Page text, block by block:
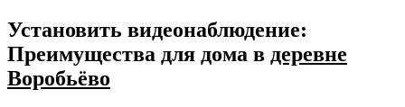
Установить видеонаблюдение:
Преимущества для дома в деревне
Воробьёво